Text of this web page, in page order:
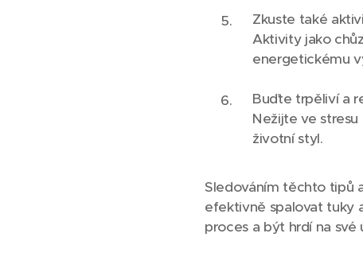
Zkuste také
Aktivity jako
energetickému
Buďte trpěliví a
Nežijte ve
životní styl.
Sledováním těchto tipů
efektivně spalovat tuky
proces a být hrdí na své